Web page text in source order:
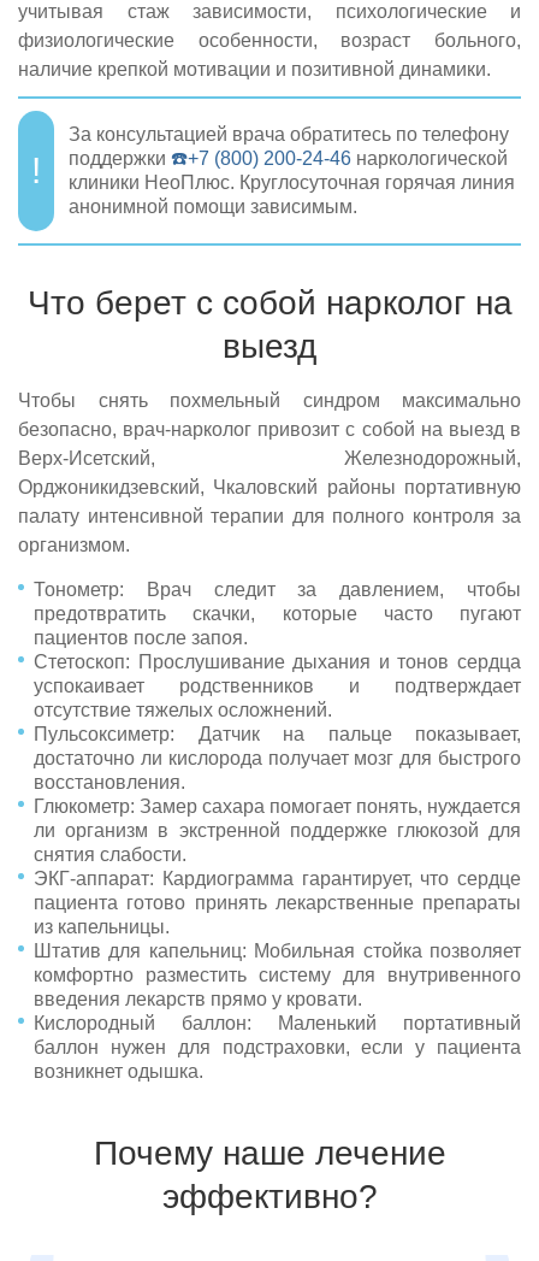
учитывая стаж зависимости, психологические и
физиологические особенности, возраст больного,
наличие крепкой мотивации и позитивной динамики.
За консультацией врача обратитесь по телефону
поддержки ☎️+7 (800) 200-24-46 наркологической
клиники НеоПлюс. Круглосуточная горячая линия
анонимной помощи зависимым.
Что берет с собой нарколог на
выезд
Чтобы снять похмельный синдром максимально
безопасно, врач-нарколог привозит с собой на выезд в
Верх-Исетский, Железнодорожный,
Орджоникидзевский, Чкаловский районы портативную
палату интенсивной терапии для полного контроля за
организмом.
Тонометр: Врач следит за давлением, чтобы
предотвратить скачки, которые часто пугают
пациентов после запоя.
Стетоскоп: Прослушивание дыхания и тонов сердца
успокаивает родственников и подтверждает
отсутствие тяжелых осложнений.
Пульсоксиметр: Датчик на пальце показывает,
достаточно ли кислорода получает мозг для быстрого
восстановления.
Глюкометр: Замер сахара помогает понять, нуждается
ли организм в экстренной поддержке глюкозой для
снятия слабости.
ЭКГ-аппарат: Кардиограмма гарантирует, что сердце
пациента готово принять лекарственные препараты
из капельницы.
Штатив для капельниц: Мобильная стойка позволяет
комфортно разместить систему для внутривенного
введения лекарств прямо у кровати.
Кислородный баллон: Маленький портативный
баллон нужен для подстраховки, если у пациента
возникнет одышка.
Почему наше лечение
эффективно?